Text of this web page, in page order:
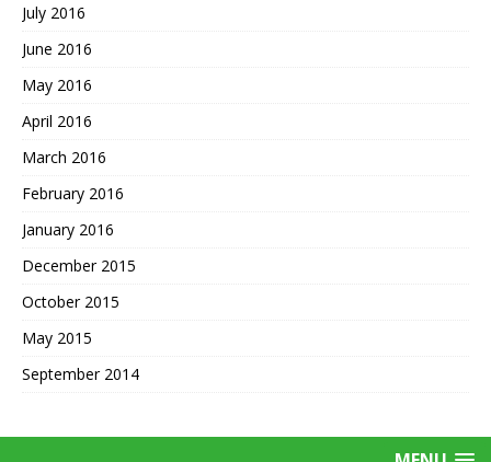
July 2016
June 2016
May 2016
April 2016
March 2016
February 2016
January 2016
December 2015
October 2015
May 2015
September 2014